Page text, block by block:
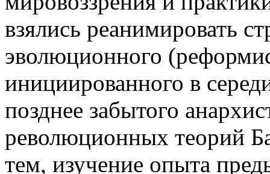
взялись реанимировать
эволюционного
инициированного в
позднее забытого
революционных теорий
тем, изучение опыта